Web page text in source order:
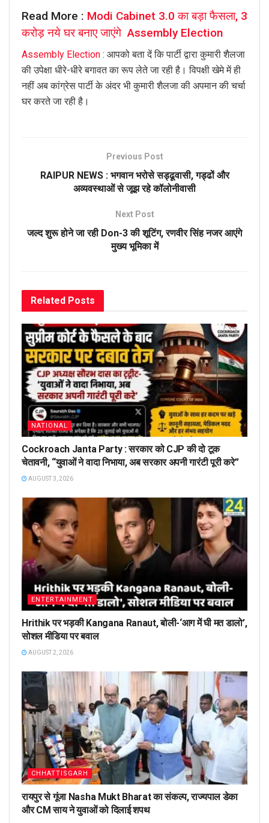
Read More : Modi Cabinet 3.0 का बड़ा फैसला, 3
करोड़ नये घर बनाए जाएंगे Assembly Election
Assembly Election : आपको बता दें कि पार्टी द्वारा कुमारी शैलजा
की उपेक्षा धीरे-धीरे बगावत का रूप लेते जा रही है। विपक्षी खेमे में ही
नहीं अब कांग्रेस पार्टी के अंदर भी कुमारी शैलजा की अपमान की चर्चा
घर करते जा रही है।
Previous Post
RAIPUR NEWS : भगवान भरोसे सड्ढूवासी, गड्ढों और
अव्यवस्थाओं से जूझ रहे कॉलोनीवासी
Next Post
जल्द शुरू होने जा रही Don-3 की शूटिंग, रणवीर सिंह नजर आएंगे
मुख्य भूमिका में
Related Posts
NATIONAL
Cockroach Janta Party : सरकार को CJP की दो टूक
चेतावनी, “युवाओं ने वादा निभाया, अब सरकार अपनी गारंटी पूरी करे”
AUGUST 3, 2026
ENTERTAINMENT
Hrithik पर भड़की Kangana Ranaut, बोली-‘आग में घी मत डालो’,
सोशल मीडिया पर बवाल
AUGUST 2, 2026
CHHATTISGARH
रायपुर से गूंजा Nasha Mukt Bharat का संकल्प, राज्यपाल डेका
और CM साय ने युवाओं को दिलाई शपथ